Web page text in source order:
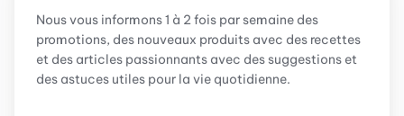
Nous vous informons 1 à 2 fois par semaine des
promotions, des nouveaux produits avec des recettes
et des articles passionnants avec des suggestions et
des astuces utiles pour la vie quotidienne.